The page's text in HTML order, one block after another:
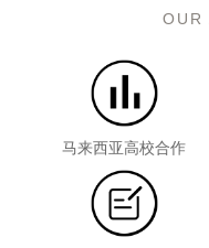
OUR
马来西亚高校合作